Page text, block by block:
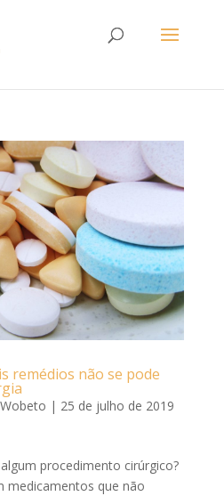
remédios não se pode
| 25 de julho de 2019
procedimento cirúrgico?
medicamentos que não